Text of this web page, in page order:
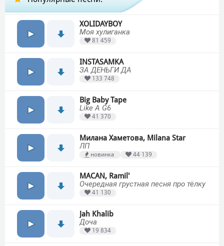
XOLIDAYBOY
Моя хулиганка
81 459
INSTASAMKA
ЗА ДЕНЬГИ ДА
133 748
Big Baby Tape
Like A G6
41 370
Милана Хаметова, Milana Star
ЛП
новинка 44 139
MACAN, Ramil'
Очередная грустная песня про тёлку
41 130
Jah Khalib
Доча
19 834